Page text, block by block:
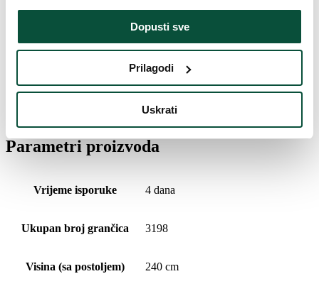
Dopusti sve
Prilagodi
Uskrati
Postolje (uključeno u paket) Metalni
Paket 1 140x40x35
Povijest cijena
Najniža cijena u zadnjih 30 dana je369
Parametri proizvoda
Vrijeme isporuke 4 dana
Ukupan broj grančica 3198
Visina (sa postoljem) 240 cm